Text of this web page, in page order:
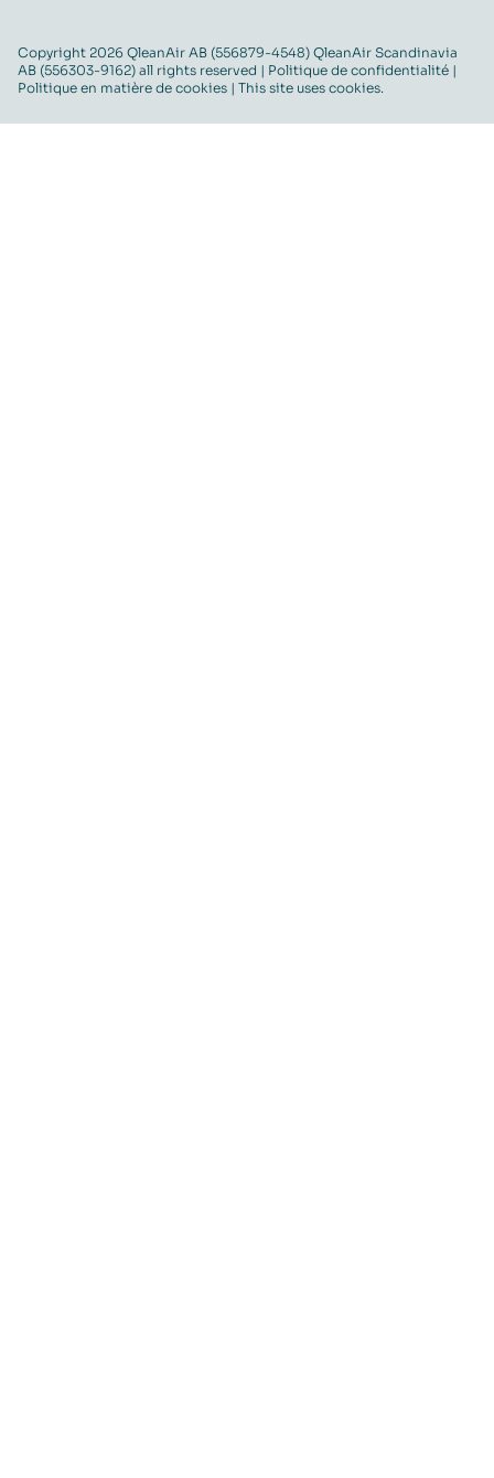
Copyright 2026 QleanAir AB (556879-4548) QleanAir Scandinavia
AB (556303-9162) all rights reserved | Politique de confidentialité |
Politique en matière de cookies | This site uses cookies.